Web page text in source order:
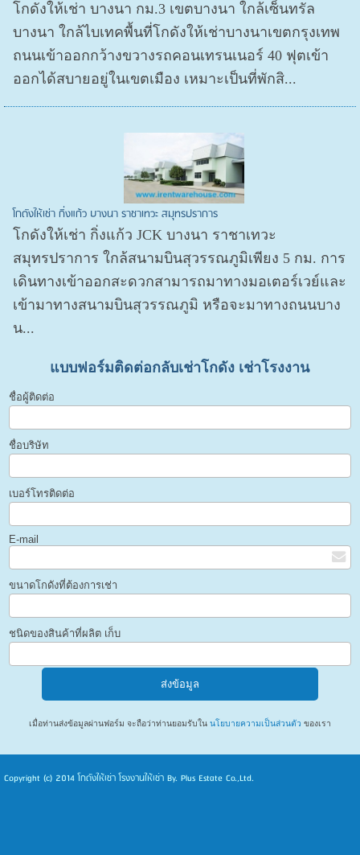
โกดังให้เช่า บางนา กม.3 เขตบางนา ใกล้เซ็นทรัล
บางนา ใกล้ไบเทคพื้นที่โกดังให้เช่าบางนาเขตกรุงเทพ
ถนนเข้าออกกว้างขวางรถคอนเทรนเนอร์ 40 ฟุตเข้า
ออกได้สบายอยู่ในเขตเมือง เหมาะเป็นที่พักสิ...
โกดังให้เช่า กิ่งแก้ว บางนา ราชาเทวะ สมุทรปราการ
โกดังให้เช่า กิ่งแก้ว JCK บางนา ราชาเทวะ
สมุทรปราการ ใกล้สนามบินสุวรรณภูมิเพียง 5 กม. การ
เดินทางเข้าออกสะดวกสามารถมาทางมอเตอร์เวย์และ
เข้ามาทางสนามบินสุวรรณภูมิ หรือจะมาทางถนนบาง
น...
แบบฟอร์มติดต่อกลับเช่าโกดัง เช่าโรงงาน
ชื่อผู้ติดต่อ
ชื่อบริษัท
เบอร์โทรติดต่อ
E-mail
ขนาดโกดังที่ต้องการเช่า
ชนิดของสินค้าที่ผลิต เก็บ
เมื่อท่านส่งข้อมูลผ่านฟอร์ม จะถือว่าท่านยอมรับในนโยบายความเป็นส่วนตัว ของเรา
Copyright (c) 2014โกดังให้เช่า โรงงานให้เช่า By. Plus Estate Co.,Ltd.